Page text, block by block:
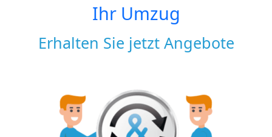
Ihr Umzug
Erhalten Sie jetzt Angebote